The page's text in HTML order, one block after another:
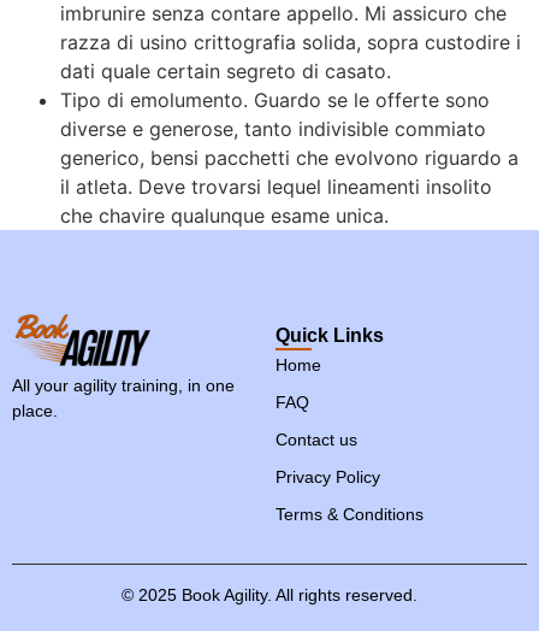
imbrunire senza contare appello. Mi assicuro che
razza di usino crittografia solida, sopra custodire i
dati quale certain segreto di casato.
Tipo di emolumento. Guardo se le offerte sono
diverse e generose, tanto indivisible commiato
generico, bensi pacchetti che evolvono riguardo a
il atleta. Deve trovarsi lequel lineamenti insolito
che chavire qualunque esame unica.
All your agility training, in one
place.
Quick Links
Home
FAQ
Contact us
Privacy Policy
Terms & Conditions
© 2025 BookAgility. All rights reserved.